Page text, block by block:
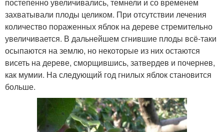
постепенно увеличивались, темнели и со временем
захватывали плоды целиком. При отсутствии лечения
количество пораженных яблок на дереве стремительно
увеличивается. В дальнейшем сгнившие плоды всё-таки
осыпаются на землю, но некоторые из них остаются
висеть на дереве, сморщившись, затвердев и почернев,
как мумии. На следующий год гнилых яблок становится
больше.